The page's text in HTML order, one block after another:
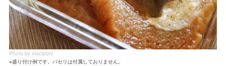
Photo by macaroni
※盛り付け例です。パセリは付属しておりません。